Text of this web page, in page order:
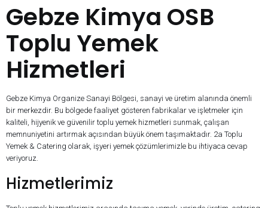
Gebze Kimya OSB
Toplu Yemek
Hizmetleri
Gebze Kimya Organize Sanayi Bölgesi, sanayi ve üretim alanında önemli
bir merkezdir. Bu bölgede faaliyet gösteren fabrikalar ve işletmeler için
kaliteli, hijyenik ve güvenilir toplu yemek hizmetleri sunmak, çalışan
memnuniyetini artırmak açısından büyük önem taşımaktadır. 2a Toplu
Yemek & Catering olarak, işyeri yemek çözümlerimizle bu ihtiyaca cevap
veriyoruz.
Hizmetlerimiz